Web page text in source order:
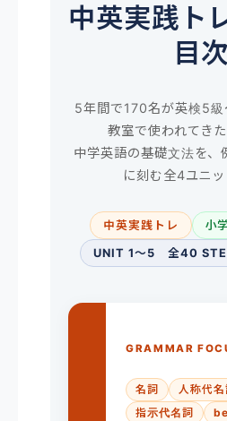
中英実践ト
目次
5年間で170名が英検5
教室で使われてきた
中学英語の基礎文法を、
に刻む全4ユニッ
中英実践トレ 小
UNIT 1〜5 全40
GRAMMAR
名詞
人称代名
指示代名詞